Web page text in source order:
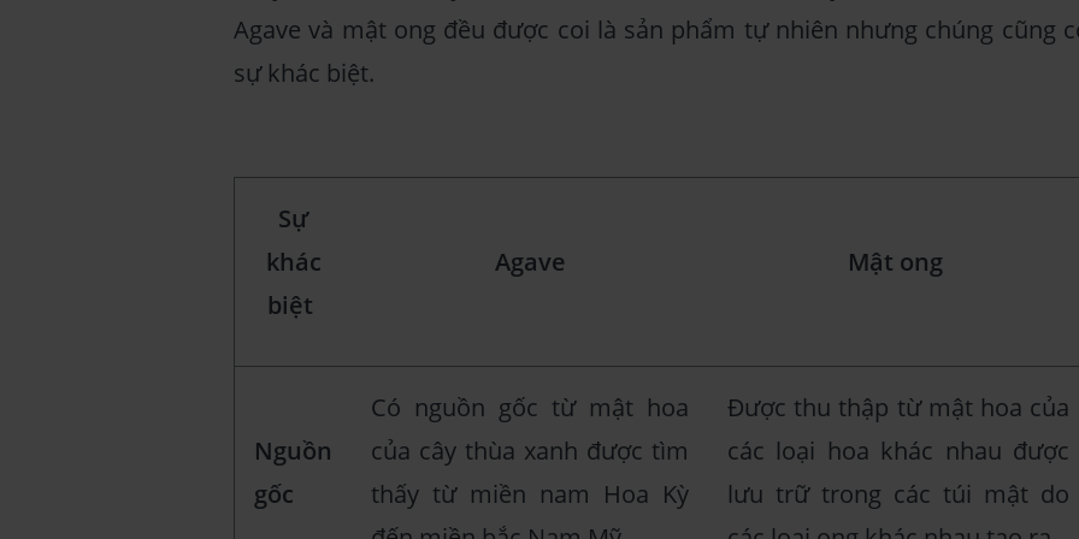
Agave và mật ong đều được coi là sản phẩm tự nhiên nhưng chúng cũng
sự khác biệt.
Sự
khác
biệt
Agave Mật ong
Nguồn
gốc
Có nguồn gốc từ mật hoa
của cây thùa xanh được tìm
thấy từ miền nam Hoa Kỳ
Được thu thập từ mật hoa của
các loại hoa khác nhau được
lưu trữ trong các túi mật do